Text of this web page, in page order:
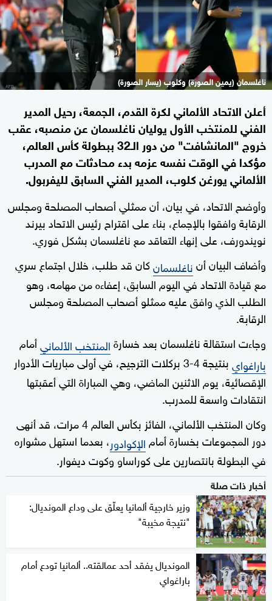
ناغلسمان (يمين الصورة) وكلوب (يسار الصورة)
أعلن الاتحاد الألماني لكرة القدم، الجمعة، رحيل المدير
الفني للمنتخب الأول يوليان ناغلسمان عن منصبه، عقب
خروج "المانشافت" من دور الـ32 ببطولة كأس العالم،
مؤكدا في الوقت نفسه عزمه بدء محادثات مع المدرب
الألماني يورغن كلوب، المدير الفني السابق لليفربول.
وأوضح الاتحاد، في بيان، أن ممثلي أصحاب المصلحة ومجلس
الرقابة وافقوا بالإجماع، بناء على اقتراح رئيس الاتحاد بيرند
نويندورف، على إنهاء التعاقد مع ناغلسمان بشكل فوري.
وأضاف البيان أنناغلسمانكان قد طلب، خلال اجتماع سري
مع قيادة الاتحاد في اليوم السابق، إعفاءه من مهامه، وهو
الطلب الذي وافق عليه ممثلو أصحاب المصلحة ومجلس
الرقابة.
وجاءت استقالة ناغلسمان بعد خسارةالمنتخب الألمانيأمام
باراغواي
بنتيجة 4-3 بركلات الترجيح، في أولى مباريات الأدوار
الإقصائية، يوم الاثنين الماضي، وهي المباراة التي أعقبتها
انتقادات واسعة للمدرب.
وكان المنتخب الألماني، الفائز بكأس العالم 4 مرات، قد أنهى
دور المجموعات بخسارة أمام الإكوادور، بعدما استهل مشواره
في البطولة بانتصارين على كوراساو وكوت ديفوار.
أخبار ذات صلة
وزير خارجية ألمانيا يعلّق على وداع المونديال:
"نتيجة مخيبة"
المونديال يفقد أحد عمالقته.. ألمانيا تودع أمام
باراغواي